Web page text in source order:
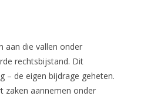
aan die vallen onder
rechtsbijstand. Dit
– de eigen bijdrage geheten.
zaken aannemen onder